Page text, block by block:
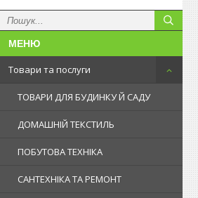
Товари та послуги
ТОВАРИ ДЛЯ БУДИНКУ Й САДУ
ДОМАШНІЙ ТЕКСТИЛЬ
ПОБУТОВА ТЕХНІКА
САНТЕХНІКА ТА РЕМОНТ